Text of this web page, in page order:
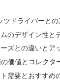
ツドライバーとの
のデザイン性と
ズとの違いとア
価値とコレクタ
需要とおすすめ